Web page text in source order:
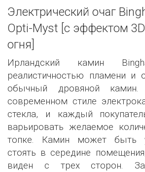
Электрический очаг
Opti-Myst [с эффектом
огня]
Ирландский камин
реалистичностью пламени и
обычный дровяной
современном стиле
стекла, и каждый
варьировать желаемое
топке. Камин может быть
стоять в середине
виден с трех сторон.